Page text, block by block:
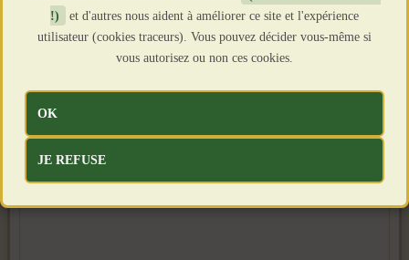
!)
et d'autres nous aident à améliorer ce site et l'expérience
utilisateur (cookies traceurs). Vous pouvez décider vous-même si
vous autorisez ou non ces cookies.
OK
JE REFUSE